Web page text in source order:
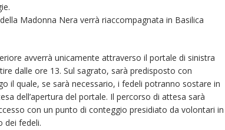
Madonna Nera verrà riaccompagnata in Basilica
avverrà unicamente attraverso il portale di sinistra
dalle ore 13. Sul sagrato, sarà predisposto con
il quale, se sarà necessario, i fedeli potranno sostare in
dell’apertura del portale. Il percorso di attesa sarà
con un punto di conteggio presidiato da volontari in
dei fedeli.